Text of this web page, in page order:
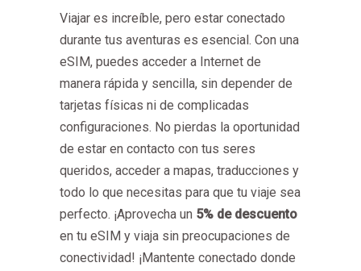
Viajar es increíble, pero estar conectado
durante tus aventuras es esencial. Con una
eSIM, puedes acceder a Internet de
manera rápida y sencilla, sin depender de
tarjetas físicas ni de complicadas
configuraciones. No pierdas la oportunidad
de estar en contacto con tus seres
queridos, acceder a mapas, traducciones y
todo lo que necesitas para que tu viaje sea
perfecto. ¡Aprovecha un 5% de descuento
en tu eSIM y viaja sin preocupaciones de
conectividad! ¡Mantente conectado donde